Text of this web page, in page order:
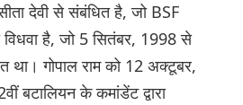
देवी से संबंधित है, जो BSF
विधवा है, जो 5 सितंबर, 1998 से
था। गोपाल राम को 12 अक्टूबर,
बटालियन के कमांडेंट द्वारा